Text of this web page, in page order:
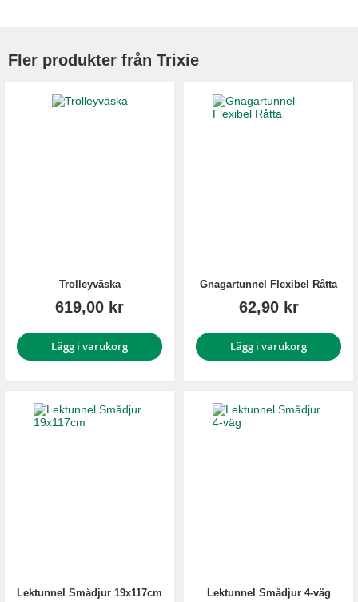
Fler produkter från Trixie
Trolleyväska
619,00 kr
Lägg i varukorg
Gnagartunnel Flexibel Råtta
62,90 kr
Lägg i varukorg
Lektunnel Smådjur 19x117cm Lektunnel Smådjur 4-väg